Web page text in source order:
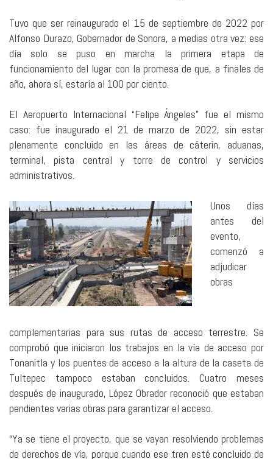
Tuvo que ser reinaugurado el 15 de septiembre de 2022 por
Alfonso Durazo, Gobernador de Sonora, a medias otra vez: ese
día solo se puso en marcha la primera etapa de
funcionamiento del lugar con la promesa de que, a finales de
año, ahora sí, estaría al 100 por ciento.
El Aeropuerto Internacional “Felipe Ángeles” fue el mismo
caso: fue inaugurado el 21 de marzo de 2022, sin estar
plenamente concluido en las áreas de cáterin, aduanas,
terminal, pista central y torre de control y servicios
administrativos.
Unos días
antes del
evento,
comenzó a
adjudicar
obras
complementarias para sus rutas de acceso terrestre. Se
comprobó que iniciaron los trabajos en la vía de acceso por
Tonanitla y los puentes de acceso a la altura de la caseta de
Tultepec tampoco estaban concluidos. Cuatro meses
después de inaugurado, López Obrador reconoció que estaban
pendientes varias obras para garantizar el acceso.
“Ya se tiene el proyecto, que se vayan resolviendo problemas
de derechos de vía, porque cuando ese tren esté concluido de